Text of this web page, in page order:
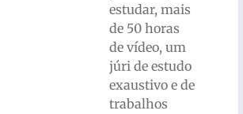
estudar, mais
de 50 horas
de vídeo, um
júri de estudo
exaustivo e de
trabalhos